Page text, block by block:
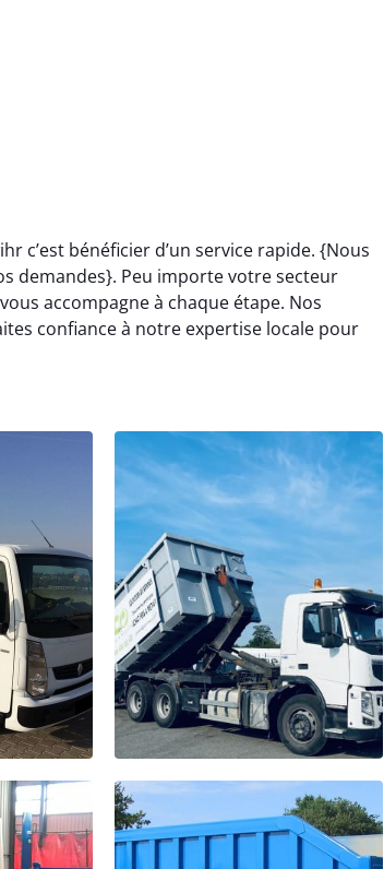
c’est bénéficier d’un service rapide. {Nous
demandes}. Peu importe votre secteur
accompagne à chaque étape. Nos
confiance à notre expertise locale pour